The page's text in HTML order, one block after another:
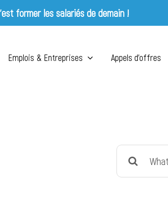
former les salariés de demain !
Emplois & Entreprises Appels d’offres
Search